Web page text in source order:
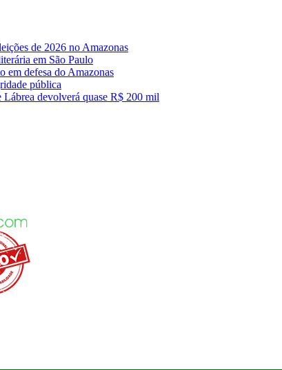
de 2026 no Amazonas
em São Paulo
em defesa do Amazonas
pública
devolverá quase R$ 200 mil